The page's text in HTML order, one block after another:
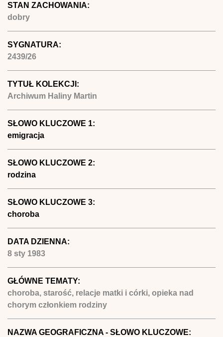
STAN ZACHOWANIA:
dobry
SYGNATURA:
2439/26
TYTUŁ KOLEKCJI:
Archiwum Haliny Martin
SŁOWO KLUCZOWE 1:
emigracja
SŁOWO KLUCZOWE 2:
rodzina
SŁOWO KLUCZOWE 3:
choroba
DATA DZIENNA:
8 sty 1983
GŁÓWNE TEMATY:
choroba, starość, relacje matki i córki, opieka nad
chorym członkiem rodziny
NAZWA GEOGRAFICZNA - SŁOWO KLUCZOWE: